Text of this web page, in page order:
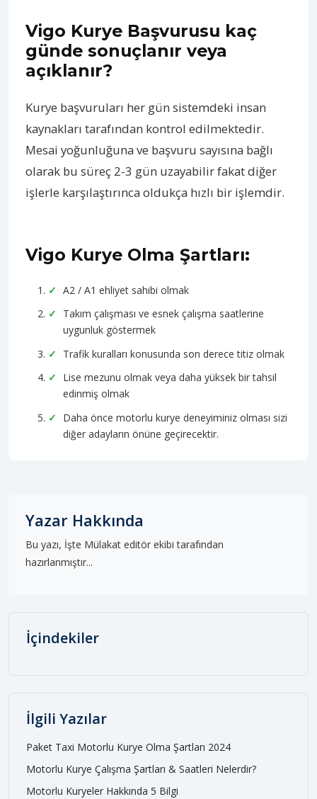
Vigo Kurye Başvurusu kaç
günde sonuçlanır veya
açıklanır?
Kurye başvuruları her gün sistemdeki insan
kaynakları tarafından kontrol edilmektedir.
Mesai yoğunluğuna ve başvuru sayısına bağlı
olarak bu süreç 2-3 gün uzayabilir fakat diğer
işlerle karşılaştırınca oldukça hızlı bir işlemdir.
Vigo Kurye Olma Şartları:
A2 / A1 ehliyet sahibi olmak
Takım çalışması ve esnek çalışma saatlerine
uygunluk göstermek
Trafik kuralları konusunda son derece titiz olmak
Lise mezunu olmak veya daha yüksek bir tahsil
edinmiş olmak
Daha önce motorlu kurye deneyiminiz olması sizi
diğer adayların önüne geçirecektir.
Yazar Hakkında
Bu yazı, İşte Mülakat editör ekibi tarafından
hazırlanmıştır...
İçindekiler
İlgili Yazılar
Paket Taxi Motorlu Kurye Olma Şartları 2024
Motorlu Kurye Çalışma Şartları & Saatleri Nelerdir?
Motorlu Kuryeler Hakkında 5 Bilgi